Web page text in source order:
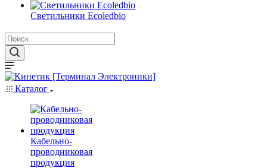
Светильники Ecoledbio
Каталог
Кабельно-
проводниковая
продукция